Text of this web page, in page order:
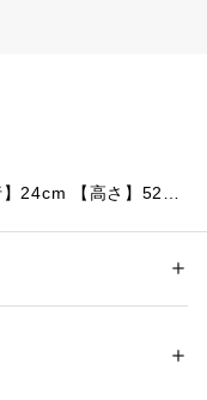
24cm 【高さ】52cm
デュラ)ポリエステル
けて配備、両サイド
ています。背面とシ